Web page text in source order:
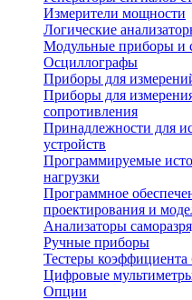
Измерители мощности
Логические
Модульные приборы и
Осциллографы
Приборы для
Приборы для
сопротивления
Принадлежности для
устройств
Программируемые
нагрузки
Программное
проектирования и
Анализаторы
Ручные приборы
Тестеры
Цифровые
Опции